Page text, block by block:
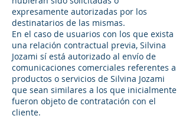
expresamente autorizadas por los
destinatarios de las mismas.
En el caso de usuarios con los que exista
una relación contractual previa, Silvina
Jozami sí está autorizado al envío de
comunicaciones comerciales referentes a
productos o servicios de Silvina Jozami
que sean similares a los que inicialmente
fueron objeto de contratación con el
cliente.